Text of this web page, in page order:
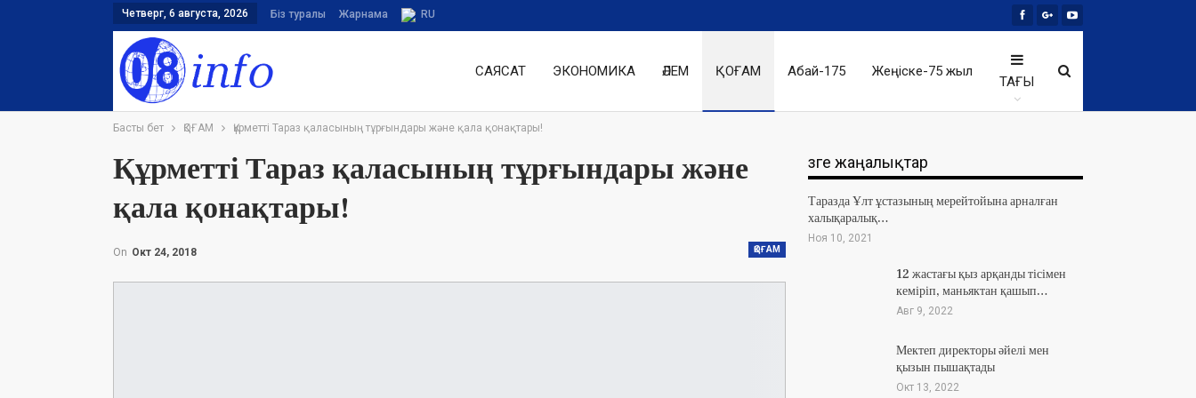
Четверг, 6 августа, 2026 Біз туралы Жарнама RU
САЯСАТ ЭКОНОМИКА ӘЛЕМ ҚОҒАМ Абай-175 Жеңіске-75 жыл
ТАҒЫ
Басты бет ҚОҒАМ Құрметті Тараз қаласының тұрғындары және қала қонақтары!
Құрметті Тараз қаласының тұрғындары және
қала қонақтары!
ҚОҒАМ
On Окт 24, 2018
Өзге жаңалықтар
Таразда Ұлт ұстазының мерейтойына арналған
халықаралық…
Ноя 10, 2021
12 жастағы қыз арқанды тісімен
кеміріп, маньяктан қашып…
Авг 9, 2022
Мектеп директоры әйелі мен
қызын пышақтады
Окт 13, 2022